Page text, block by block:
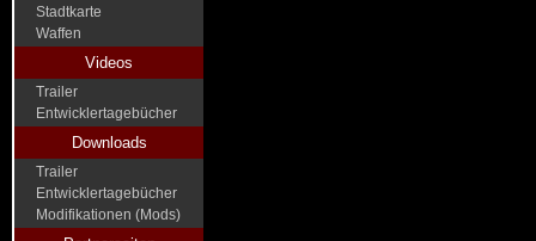
Stadtkarte
Waffen
Videos
Trailer
Entwicklertagebücher
Downloads
Trailer
Entwicklertagebücher
Modifikationen (Mods)